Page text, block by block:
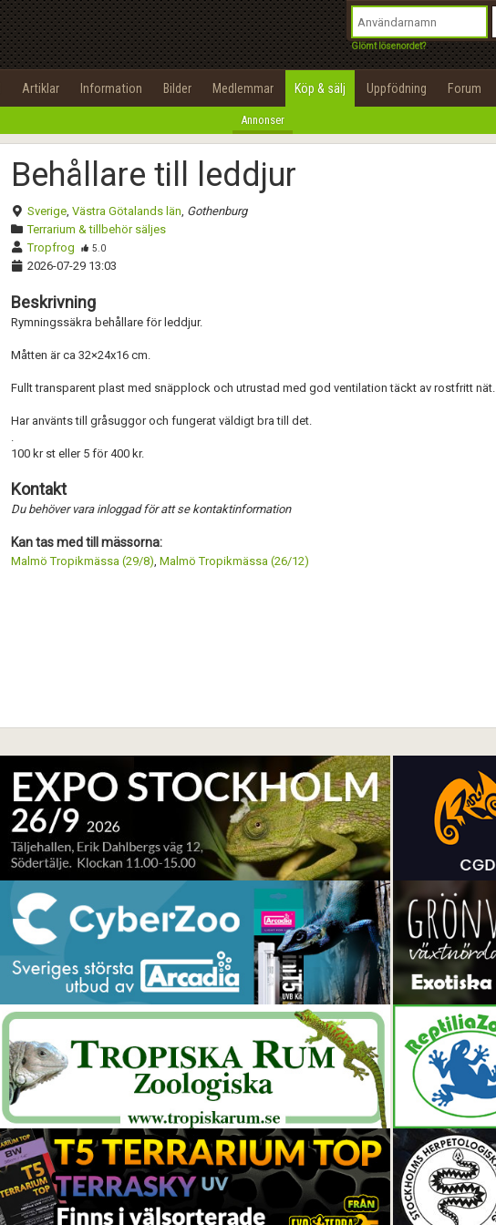
Glömt lösenordet?
Artiklar Information Bilder Medlemmar Köp & sälj Uppfödning Forum
Annonser
Behållare till leddjur
Sverige, Västra Götalands län, Gothenburg
Terrarium & tillbehör säljes
Tropfrog
5.0
2026-07-29 13:03
Beskrivning
Rymningssäkra behållare för leddjur.
Måtten är ca 32×24x16 cm.
Fullt transparent plast med snäpplock och utrustad med god ventilation täckt av rostfritt nät.
Har använts till gråsuggor och fungerat väldigt bra till det.
.
100 kr st eller 5 för 400 kr.
Kontakt
Du behöver vara inloggad för att se kontaktinformation
Kan tas med till mässorna:
Malmö Tropikmässa (29/8), Malmö Tropikmässa (26/12)
Namn:
Beskrivning:
Radera annons
Alla Positiva Negativa
Spara
Betygsätt
Utför
100%
OK
integritetspolicy
Namn:
Epost:
Lösenord:
Terms of Service
Begär nytt lösenord
Tillbaka till förstasidan